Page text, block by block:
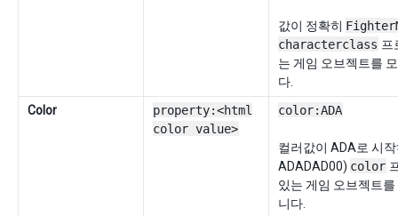
값이 정확히
characterclass 프
는 게임 오브젝트를
다.
Color
property:<html
color value>
color:ADA
컬러값이 ADA로 시
ADADAD00) color
있는 게임 오브젝트
니다.